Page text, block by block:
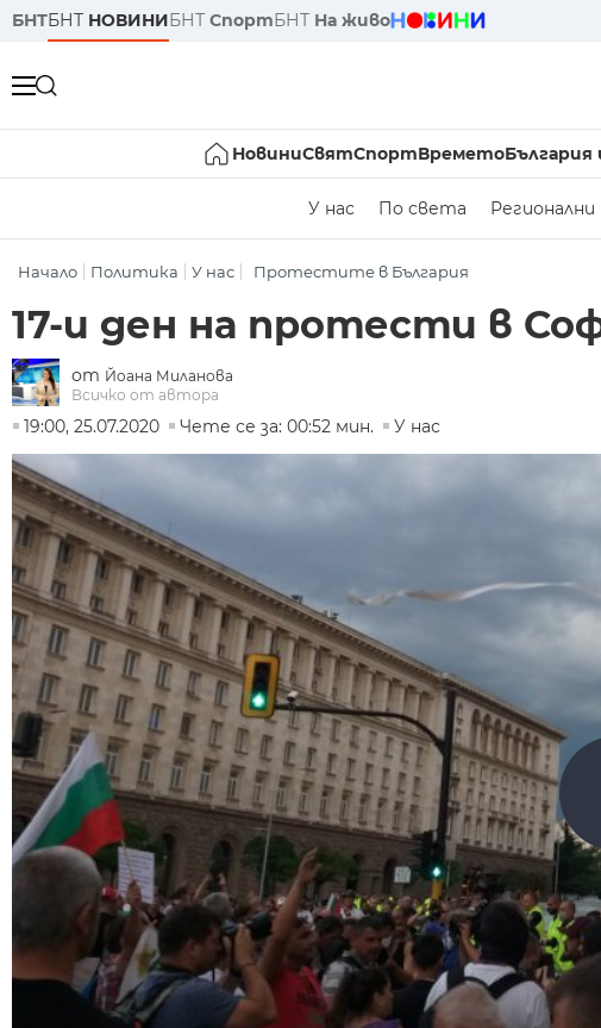
БНТБНТ НОВИНИБНТ СпортБНТ На живо
НовиниСвятСпортВреметоБългария
У нас По света Регионални
Начало Политика У нас Протестите в България
17-и ден на протести в
от Йоана Миланова
Всичко от автора
19:00, 25.07.2020
Чете се за: 00:52 мин. У нас